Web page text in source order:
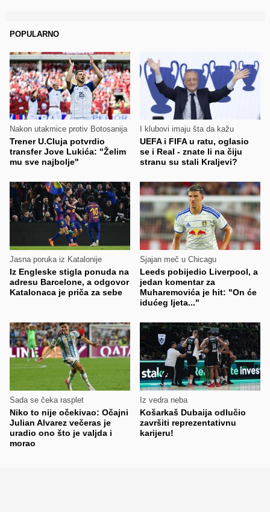
POPULARNO
Nakon utakmice protiv Botosanija
Trener U.Cluja potvrdio
transfer Jove Lukića: "Želim
mu sve najbolje"
I klubovi imaju šta da kažu
UEFA i FIFA u ratu, oglasio
se i Real - znate li na čiju
stranu su stali Kraljevi?
Jasna poruka iz Katalonije
Iz Engleske stigla ponuda na
adresu Barcelone, a odgovor
Katalonaca je priča za sebe
Sjajan meč u Chicagu
Leeds pobijedio Liverpool, a
jedan komentar za
Muharemovića je hit: "On će
idućeg ljeta..."
Sada se čeka rasplet
Niko to nije očekivao: Očajni
Julian Alvarez večeras je
uradio ono što je valjda i
morao
Iz vedra neba
Košarkaš Dubaija odlučio
završiti reprezentativnu
karijeru!